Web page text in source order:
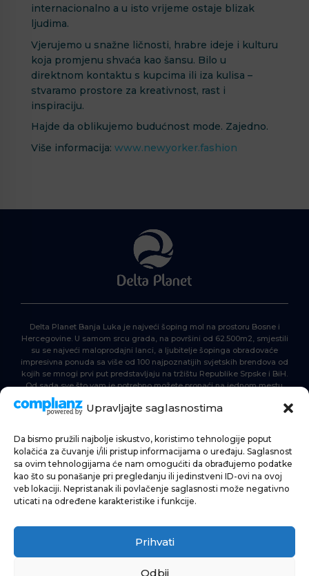
Upravljajte saglasnostima
Da bismo pružili najbolje iskustvo, koristimo tehnologije poput
kolačića za čuvanje i/ili pristup informacijama o uređaju. Saglasnost
sa ovim tehnologijama će nam omogućiti da obrađujemo podatke
kao što su ponašanje pri pregledanju ili jedinstveni ID-ovi na ovoj
veb lokaciji. Nepristanak ili povlačenje saglasnosti može negativno
uticati na određene karakteristike i funkcije.
Prihvati
Odbij
internacionalno a u isto vrijeme ostaje blizak
ljudima.
Vjerujemo u snažne ličnosti, hrabre ideje i kulturu
koja promjenu shvaća kao šansu. Bilo u
direktnom kontaktu s kupcima ili iza kulisa –
stvaramo prostore za kreativnost, rast i
inspiraciju.
Hajde da oblikujemo budućnost mode. Zajedno.
Više informacija: www.newyorker.fashion
Delta Planet Banja Luka je najveći šoping mol na prostoru Bosne i
Hercegovine. U samom srcu grada, na površini od 62.500m2, smjestili
su se najveći maloprodajni lanci, a ljubitelje šopinga obradovaće
impresivna ponuda sa više od 100 najpoznatijih svjetskih brendova od
kojih se mnogi prvi put predstavljaju na tržištu Republike Srpske i BiH.
Od sada sve što vam je potrebno možete pronaći na jednom mestu.
Delta Planet – nova nezaobilazna šoping destinacija!
POČETNA
ŠOPING
AKTUELNOSTI
ZABAVA